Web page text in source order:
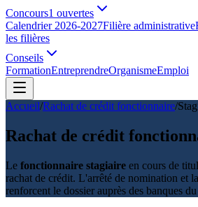
Concours1 ouvertes
Calendrier 2026-2027Filière administrative
les filières
Conseils
FormationEntreprendreOrganismeEmploi
Accueil/Rachat de crédit fonctionnaire/
Rachat de crédit
Le fonctionnaire stagiaire en cours de
rachat de crédit. L'arrêté de nomination et
renforcent le dossier auprès des banques